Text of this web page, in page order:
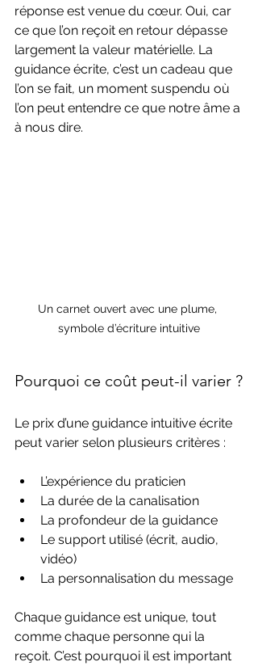
réponse est venue du cœur. Oui, car
ce que l’on reçoit en retour dépasse
largement la valeur matérielle. La
guidance écrite, c’est un cadeau que
l’on se fait, un moment suspendu où
l’on peut entendre ce que notre âme a
à nous dire.
Un carnet ouvert avec une plume,
symbole d’écriture intuitive
Pourquoi ce coût peut-il varier ?
Le prix d’une guidance intuitive écrite
peut varier selon plusieurs critères :
L’expérience du praticien
La durée de la canalisation
La profondeur de la guidance
Le support utilisé (écrit, audio,
vidéo)
La personnalisation du message
Chaque guidance est unique, tout
comme chaque personne qui la
reçoit. C’est pourquoi il est important